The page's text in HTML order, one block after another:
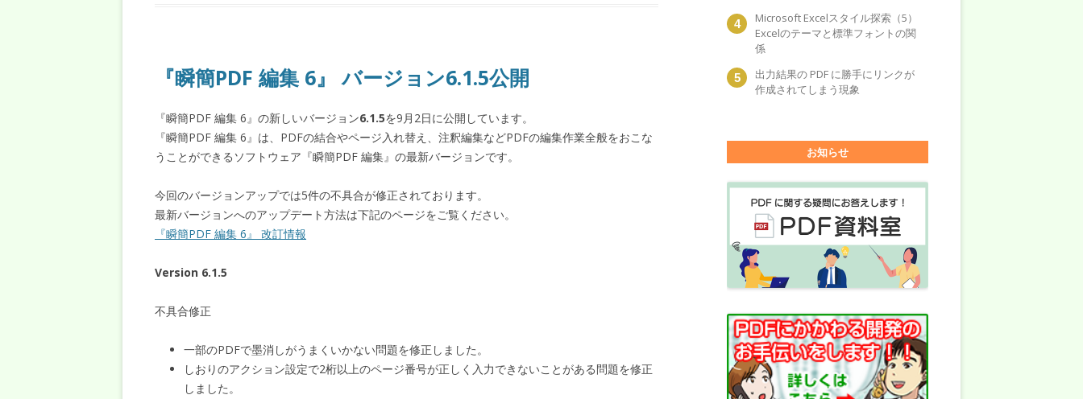
『瞬簡PDF 編集 6』 バージョン6.1.5公開
『瞬簡PDF 編集 6』の新しいバージョン6.1.5を9月2日に公開しています。
『瞬簡PDF 編集 6』は、PDFの結合やページ入れ替え、注釈編集などPDFの編集作業全般をおこな
うことができるソフトウェア『瞬簡PDF 編集』の最新バージョンです。
今回のバージョンアップでは5件の不具合が修正されております。
最新バージョンへのアップデート方法は下記のページをご覧ください。
『瞬簡PDF 編集 6』 改訂情報
Version 6.1.5
不具合修正
一部のPDFで墨消しがうまくいかない問題を修正しました。
しおりのアクション設定で2桁以上のページ番号が正しく入力できないことがある問題を修正
しました。
Microsoft Excelスタイル探索（5）
Excelのテーマと標準フォントの関
係
出力結果の PDF に勝手にリンクが
作成されてしまう現象
お知らせ